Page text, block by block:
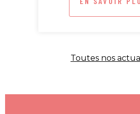
Toutes nos